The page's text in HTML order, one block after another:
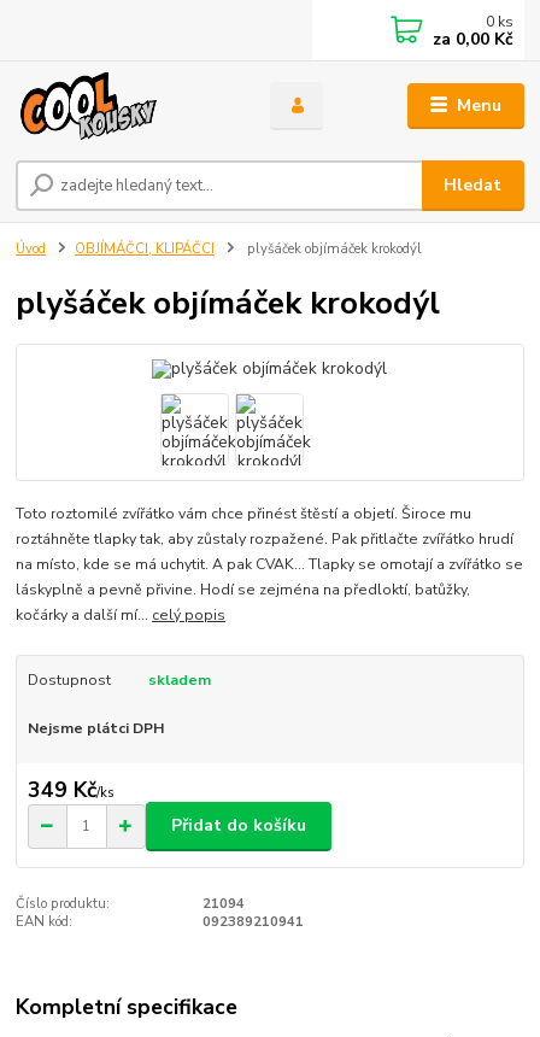
Menu
Hledat
0 ks
za 0,00 Kč
Úvod OBJÍMÁČCI, KLIPÁČCI plyšáček objímáček krokodýl
plyšáček objímáček krokodýl
Toto roztomilé zvířátko vám chce přinést štěstí a objetí. Široce mu
roztáhněte tlapky tak, aby zůstaly rozpažené. Pak přitlačte zvířátko hrudí
na místo, kde se má uchytit. A pak CVAK… Tlapky se omotají a zvířátko se
láskyplně a pevně přivine. Hodí se zejména na předloktí, batůžky,
kočárky a další mí... celý popis
Dostupnost skladem
Nejsme plátci DPH
349 Kč/ks
Přidat do košíku
Číslo produktu:
21094
EAN kód:
092389210941
Kompletní specifikace